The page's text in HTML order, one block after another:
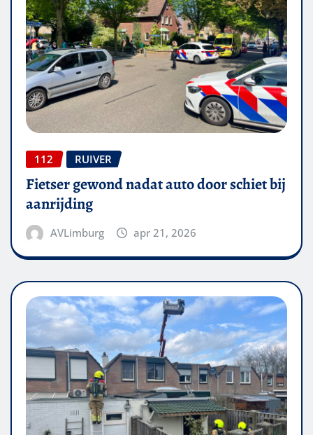
112 RUIVER
Fietser gewond nadat auto door schiet bij
aanrijding
AVLimburg apr 21, 2026